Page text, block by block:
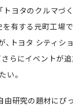
トヨタのクルマづ
を有する元町工場
が、トヨタ シテ
らにイベントが
い。
研究の題材にぴ